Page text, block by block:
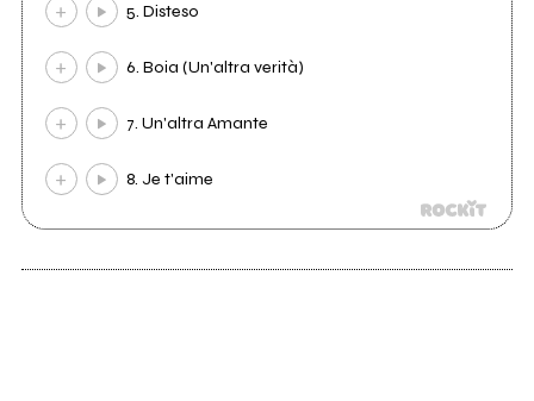
5. Disteso
6. Boia (Un'altra verità)
7. Un'altra Amante
8. Je t'aime